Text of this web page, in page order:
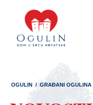
OGULIN / GRAĐANI OGULINA